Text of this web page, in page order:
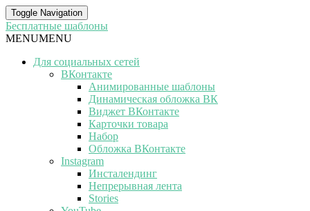
Toggle Navigation
Бесплатные шаблоны
MENUMENU
Для социальных сетей
ВКонтакте
Анимированные шаблоны
Динамическая обложка ВК
Виджет ВКонтакте
Карточки товара
Набор
Обложка ВКонтакте
Instagram
Инсталендинг
Непрерывная лента
Stories